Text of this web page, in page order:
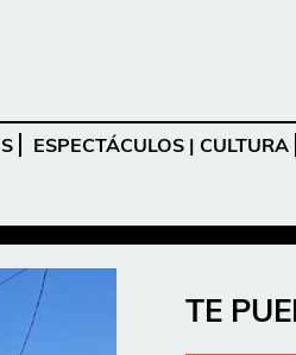
ESPECTÁCULOS | CULTURA
TE